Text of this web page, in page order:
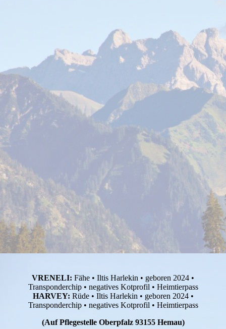
VRENELI: Fähe • Iltis Harlekin • geboren 2024 •
Transponderchip • negatives Kotprofil • Heimtierpass
HARVEY: Rüde • Iltis Harlekin • geboren 2024 •
Transponderchip • negatives Kotprofil • Heimtierpass
(Auf Pflegestelle Oberpfalz 93155 Hemau)